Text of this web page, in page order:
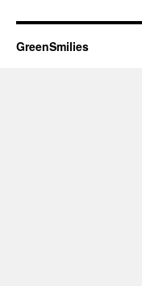
GreenSmilies